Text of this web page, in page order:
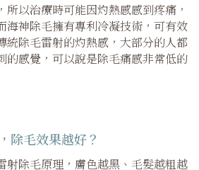
以治療時可能因灼熱感感到疼痛，
海神除毛擁有專利冷凝技術，可有效
統除毛雷射的灼熱感，大部分的人都
的感覺，可以說是除毛痛感非常低的
除毛效果越好？
射除毛原理，膚色越黑、毛髮越粗越